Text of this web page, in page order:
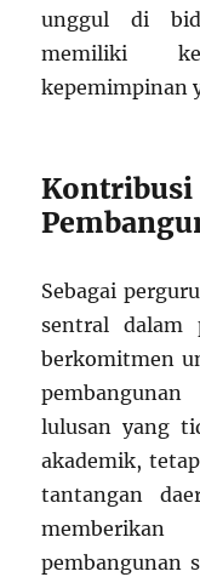
unggul di
memiliki
kepemimpinan
Sebagai
sentral dalam
berkomitmen
lulusan yang
akademik,
tantangan
pembangunan